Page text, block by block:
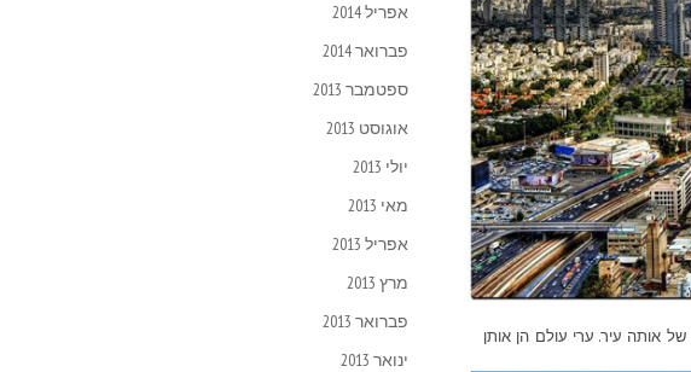
אותה עיר. ערי עולם הן אותן
אפריל 2014
פברואר 2014
ספטמבר 2013
אוגוסט 2013
יולי 2013
מאי 2013
אפריל 2013
מרץ 2013
פברואר 2013
ינואר 2013